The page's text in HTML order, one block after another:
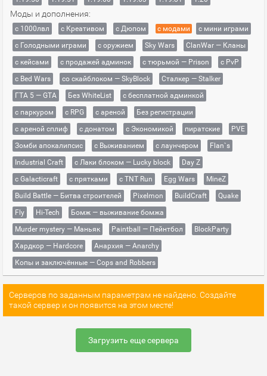
Моды и дополнения:
с 1000лвл c Креативом с Дюпом с модами
с мини играми
с Голодными играми
с оружием Sky Wars
ClanWar — Кланы
с кейсами
с продажей админок с тюрьмой — Prison
с PvP
с Bed Wars
со скайблоком — SkyBlock
Сталкер — Stalker
ГТА 5 — GTA
Без WhiteList
с бесплатной админкой
с паркуром
с RPG с ареной
Без регистрации
с ареной сплиф
с донатом с Экономикой пиратские
PVE
Зомби апокалипсис
с Выживанием с лаунчером
Flan`s
Industrial Craft
с Лаки блоком — Lucky block
Day Z
с Galacticraft
с прятками с TNT Run Egg Wars
MineZ
Build Battle — Битва строителей
Pixelmon BuildCraft
Quake
Fly
Hi-Tech
Бомж — выживание бомжа
Murder mystery — Маньяк
Paintball — Пейнтбол
BlockParty
Хардкор — Hardcore
Анархия — Anarchy
Копы и заключённые — Cops and Robbers
Серверов по заданным параметрам не найдено. Создайте
такой сервер и он появится на этом месте!
Загрузить еще сервера